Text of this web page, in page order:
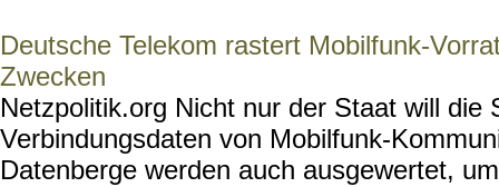
Deutsche Telekom rastert Mobilfunk-
Zwecken
Netzpolitik.org Nicht nur der Staat will die
Verbindungsdaten von Mobilfunk-
Datenberge werden auch ausgewertet,